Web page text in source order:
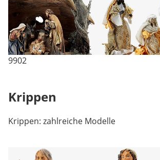
9902
Krippen
Krippen: zahlreiche Modelle